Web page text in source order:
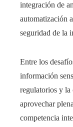
integración de
automatización
seguridad de la
Entre los
información
regulatorios y la
aprovechar
competencia